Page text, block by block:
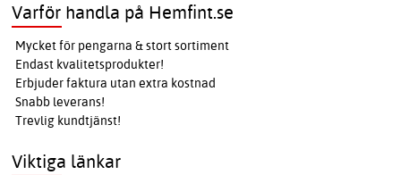
Varför handla på Hemfint.se
Mycket för pengarna & stort sortiment
Endast kvalitetsprodukter!
Erbjuder faktura utan extra kostnad
Snabb leverans!
Trevlig kundtjänst!
Viktiga länkar